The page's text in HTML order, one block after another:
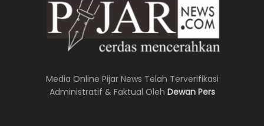
Media Online Pijar News Telah Terverifikasi
Administratif & Faktual Oleh Dewan Pers